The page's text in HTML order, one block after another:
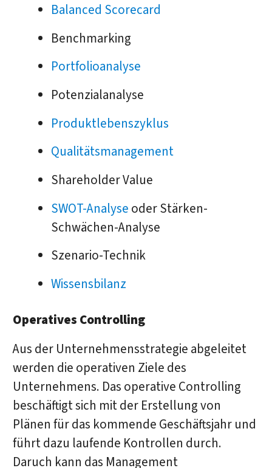
Balanced Scorecard
Benchmarking
Portfolioanalyse
Potenzialanalyse
Produktlebenszyklus
Qualitätsmanagement
Shareholder Value
SWOT-Analyse oder Stärken-
Schwächen-Analyse
Szenario-Technik
Wissensbilanz
Operatives Controlling
Aus der Unternehmensstrategie abgeleitet
werden die operativen Ziele des
Unternehmens. Das operative Controlling
beschäftigt sich mit der Erstellung von
Plänen für das kommende Geschäftsjahr und
führt dazu laufende Kontrollen durch.
Daruch kann das Management